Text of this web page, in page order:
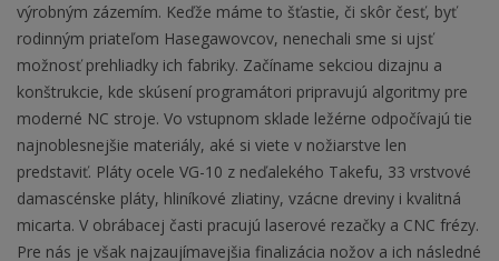
výrobným zázemím. Keďže máme to šťastie, či skôr česť, byť
rodinným priateľom Hasegawovcov, nenechali sme si ujsť
možnosť prehliadky ich fabriky. Začíname sekciou dizajnu a
konštrukcie, kde skúsení programátori pripravujú algoritmy pre
moderné NC stroje. Vo vstupnom sklade ležérne odpočívajú tie
najnoblesnejšie materiály, aké si viete v nožiarstve len
predstaviť. Pláty ocele VG-10 z neďalekého Takefu, 33 vrstvové
damascénske pláty, hliníkové zliatiny, vzácne dreviny i kvalitná
micarta. V obrábacej časti pracujú laserové rezačky a CNC frézy.
Pre nás je však najzaujímavejšia finalizácia nožov a ich následné